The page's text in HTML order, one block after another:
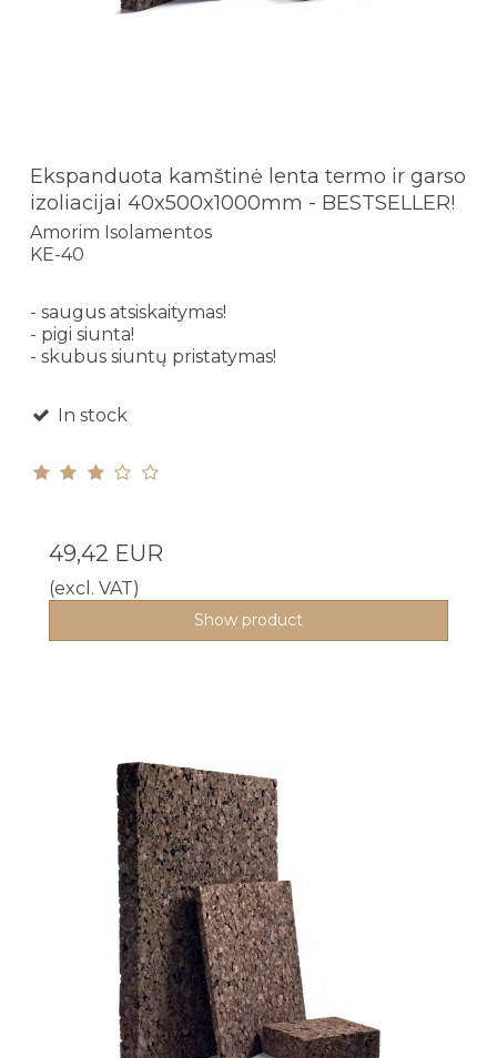
Ekspanduota kamštinė lenta termo ir garso
izoliacijai 40x500x1000mm - BESTSELLER!
Amorim Isolamentos
KE-40
- saugus atsiskaitymas!
- pigi siunta!
- skubus siuntų pristatymas!
In stock
49,42 EUR
(excl. VAT)
Show product